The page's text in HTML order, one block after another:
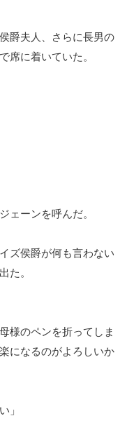
爵夫人、さらに長男の
席に着いていた。
ェーンを呼んだ。
ズ侯爵が何も言わない
た。
様のペンを折ってしま
になるのがよろしいか
」